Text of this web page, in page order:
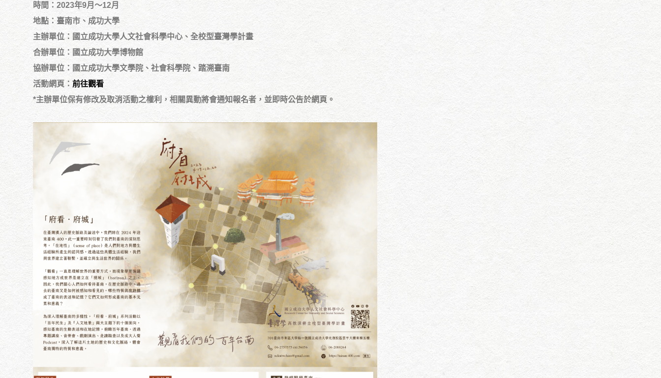
時間：2023年9月～12月
地點：臺南市、成功大學
主辦單位：國立成功大學人文社會科學中心、全校型臺灣學計畫
合辦單位：國立成功大學博物館
協辦單位：國立成功大學文學院、社會科學院、踏溯臺南
活動網頁：前往觀看
*主辦單位保有修改及取消活動之權利，相關異動將會通知報名者，並即時公告於網頁。